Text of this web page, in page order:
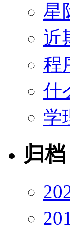
星
近
程
什
学
归档